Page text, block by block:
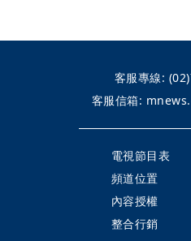
客服專線:
客服信箱:
電視節目表
頻道位置
內容授權
整合行銷